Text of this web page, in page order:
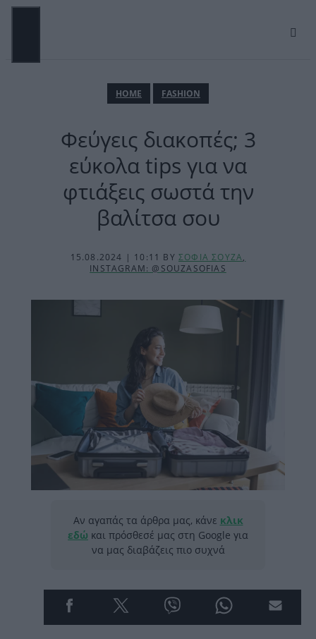
Μετάβαση
ΗΟΜΕ FASHION
Φεύγεις διακοπές; 3
εύκολα tips για να
φτιάξεις σωστά την
βαλίτσα σου
15.08.2024 | 10:11 BY ΣΟΦΙΑ ΣΟΥΖΑ,
INSTAGRAM: @SOUZASOFIAS
Αν αγαπάς τα άρθρα μας, κάνε κλικ
εδώ και πρόσθεσέ μας στη Google για
να μας διαβάζεις πιο συχνά